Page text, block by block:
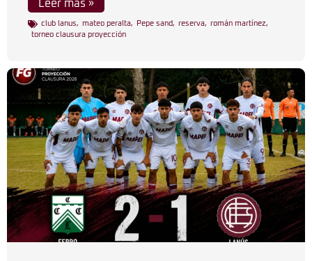
Leer más »
club lanus, mateo peralta, Pepe sand, reserva, román martínez,
torneo clausura proyección